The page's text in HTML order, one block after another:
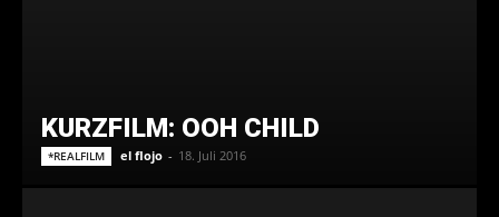
KURZFILM: OOH CHILD
*REALFILM el flojo - 18. Juli 2016